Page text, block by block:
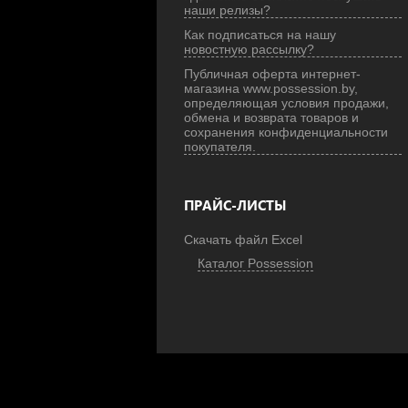
наши релизы?
Как подписаться на нашу
новостную рассылку?
Публичная оферта интернет-
магазина www.possession.by,
определяющая условия продажи,
обмена и возврата товаров и
сохранения конфиденциальности
покупателя.
ПРАЙС-ЛИСТЫ
Скачать файл Excel
Каталог Possession